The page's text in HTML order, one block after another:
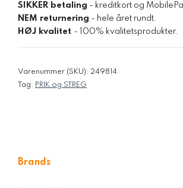
SIKKER betaling - kreditkort og
NEM returnering - hele året rundt.
HØJ kvalitet - 100% kvalitetsprodukter.
Varenummer (SKU): 249814
Tag: PRIK og STREG
Brands